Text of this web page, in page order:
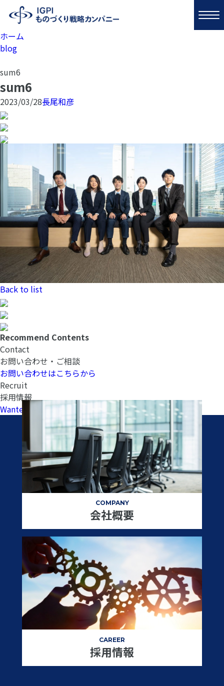
ホーム
blog
sum6
sum6
2023/03/28長尾和彦
Back to list
Recommend Contents
Contact
お問い合わせ・ご相談
お問い合わせはこちらから
Recruit
採用情報
Wantedlyへ
COMPANY
会社概要
CAREER
採用情報